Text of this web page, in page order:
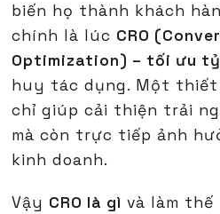
biến họ thành khách
chính là lúc CRO
Optimization) – tối ưu tỷ
huy tác dụng. Một thiết
chỉ giúp cải thiện trải
mà còn trực tiếp ảnh
kinh doanh.
Vậy CRO là gì và làm thế